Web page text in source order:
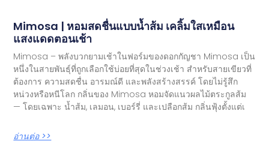
Mimosa | หอมสดชื่นแบบน้ำส้ม เคลิ้มใสเหมือน
แสงแดดตอนเช้า
Mimosa – พลังบวกยามเช้าในฟอร์มของดอกกัญชา Mimosa เป็น
หนึ่งในสายพันธุ์ที่ถูกเลือกใช้บ่อยที่สุดในช่วงเช้า สำหรับสายเขียวที่
ต้องการ ความสดชื่น อารมณ์ดี และพลังสร้างสรรค์ โดยไม่รู้สึก
หน่วงหรือหนีโลก กลิ่นของ Mimosa หอมจัดแนวผลไม้ตระกูลส้ม
— โดยเฉพาะ น้ำส้ม, เลมอน, เบอร์รี่ และเปลือกส้ม กลิ่นฟุ้งตั้งแต่เ
อ่านต่อ >>